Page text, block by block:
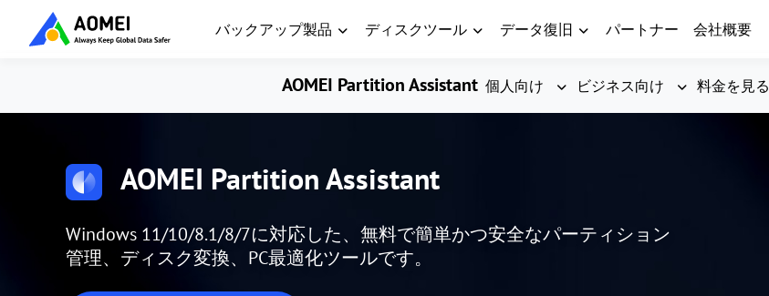
バックアップ製品 ディスクツール データ復旧 パートナー 会社概要
AOMEI Partition Assistant 個人向け ビジネス向け 料金を見る
AOMEI Partition Assistant
Windows 11/10/8.1/8/7に対応した、無料で簡単かつ安全なパーティション
管理、ディスク変換、PC最適化ツールです。